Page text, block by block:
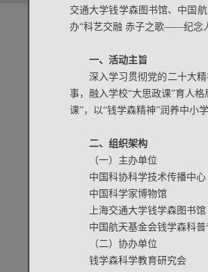
交通大学钱学森图书馆、中国
办“科艺交融 赤子之歌——纪念
一、活动主旨
深入学习贯彻党的二十大
事，融入学校“大思政课”育人
课”，以“钱学森精神”润养中小
二、组织架构
（一）主办单位
中国科协科学技术传播中心
中国科学家博物馆
上海交通大学钱学森图书馆
中国航天基金会钱学森科
（二）协办单位
钱学森科学教育研究会